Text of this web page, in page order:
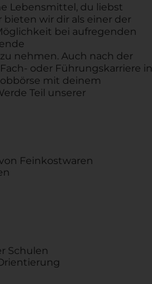
Lebensmittel, du liebst
wir dir als einer der
bei aufregenden
nehmen. Auch nach der
oder Führungskarriere in
mit deinem
Teil unserer
Feinkostwaren
Schulen